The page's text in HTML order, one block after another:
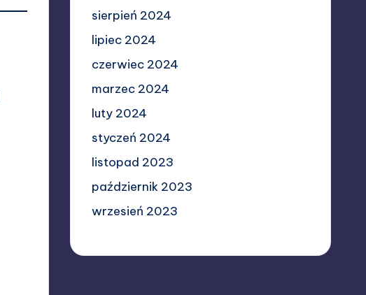
sierpień 2024
lipiec 2024
czerwiec 2024
marzec 2024
luty 2024
styczeń 2024
listopad 2023
październik 2023
wrzesień 2023